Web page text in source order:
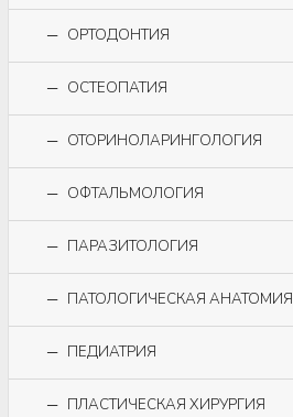
ОРТОДОНТИЯ
ОСТЕОПАТИЯ
ОТОРИНОЛАРИНГОЛОГИЯ
ОФТАЛЬМОЛОГИЯ
ПАРАЗИТОЛОГИЯ
ПАТОЛОГИЧЕСКАЯ АНАТОМИЯ
ПЕДИАТРИЯ
ПЛАСТИЧЕСКАЯ ХИРУРГИЯ